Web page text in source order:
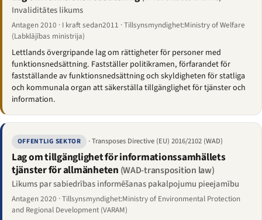
Invaliditātes likums
Antagen 2010 · I kraft sedan2011 · Tillsynsmyndighet:Ministry of Welfare
(Labklājības ministrija)
Lettlands övergripande lag om rättigheter för personer med
funktionsnedsättning. Fastställer politikramen, förfarandet för
fastställande av funktionsnedsättning och skyldigheten för statliga
och kommunala organ att säkerställa tillgänglighet för tjänster och
information.
OFFENTLIG SEKTOR · Transposes Directive (EU) 2016/2102 (WAD)
Lag om tillgänglighet för informationssamhällets
tjänster för allmänheten (WAD-transposition law)
Likums par sabiedrības informēšanas pakalpojumu pieejamību
Antagen 2020 · Tillsynsmyndighet:Ministry of Environmental Protection
and Regional Development (VARAM)